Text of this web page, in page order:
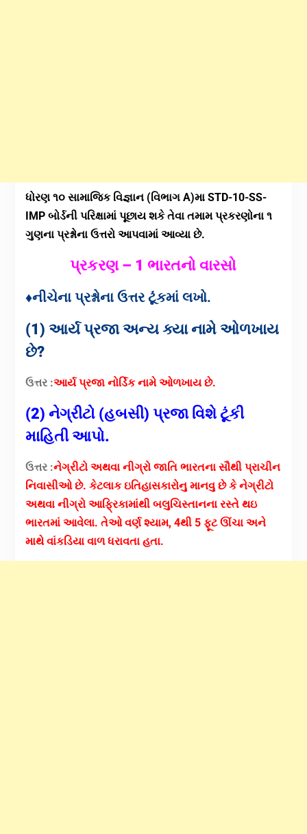
ધોરણ ૧૦ સામાજિક વિજ્ઞાન (વિભાગ A)મા STD-10-SS-
IMP બોર્ડની પરિક્ષામાં પૂછાય શકે તેવા તમામ પ્રકરણોના ૧
ગુણના પ્રશ્નોના ઉત્તરો આપવામાં આવ્યા છે.
પ્રકરણ – 1 ભારતનો વારસો
♦નીચેના પ્રશ્નોના ઉત્તર ટૂંંકમાં લખો.
(1) આર્ય પ્રજા અન્ય ક્યા નામે ઓળખાય
છે?
ઉત્તર :આર્ય પ્રજા નોર્ડિક નામે ઓળખાય છે.
(2) નેગ્રીટો (હબસી) પ્રજા વિશે ટૂંકી
માહિતી આપો.
ઉત્તર :નેગ્રીટો અથવા નીગ્રો જાતિ ભારતના સૌથી પ્રાચીન
નિવાસીઓ છે. કેટલાક ઇતિહાસકારોનુ માનવુ છે કે નેગ્રીટો
અથવા નીગ્રો આફ્રિકામાંથી બલુચિસ્તાનના રસ્તે થઇ
ભારતમાં આવેલા. તેઓ વર્ણ શ્યામ, 4થી 5 ફૂટ ઊંચા અને
માથે વાંકડિયા વાળ ધરાવતા હતા.